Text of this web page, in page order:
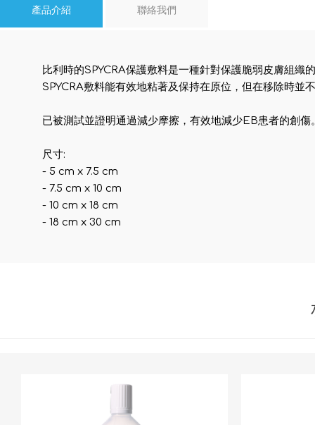
產品介紹 聯絡我們
比利時的SPYCRA保護敷料是一種針對保護脆弱皮膚組
SPYCRA敷料能有效地粘著及保持在原位，但在移除時並
已被測試並證明通過減少摩擦，有效地減少EB患者的創傷
尺寸:
- 5 cm x 7.5 cm
- 7.5 cm x 10 cm
- 10 cm x 18 cm
- 18 cm x 30 cm